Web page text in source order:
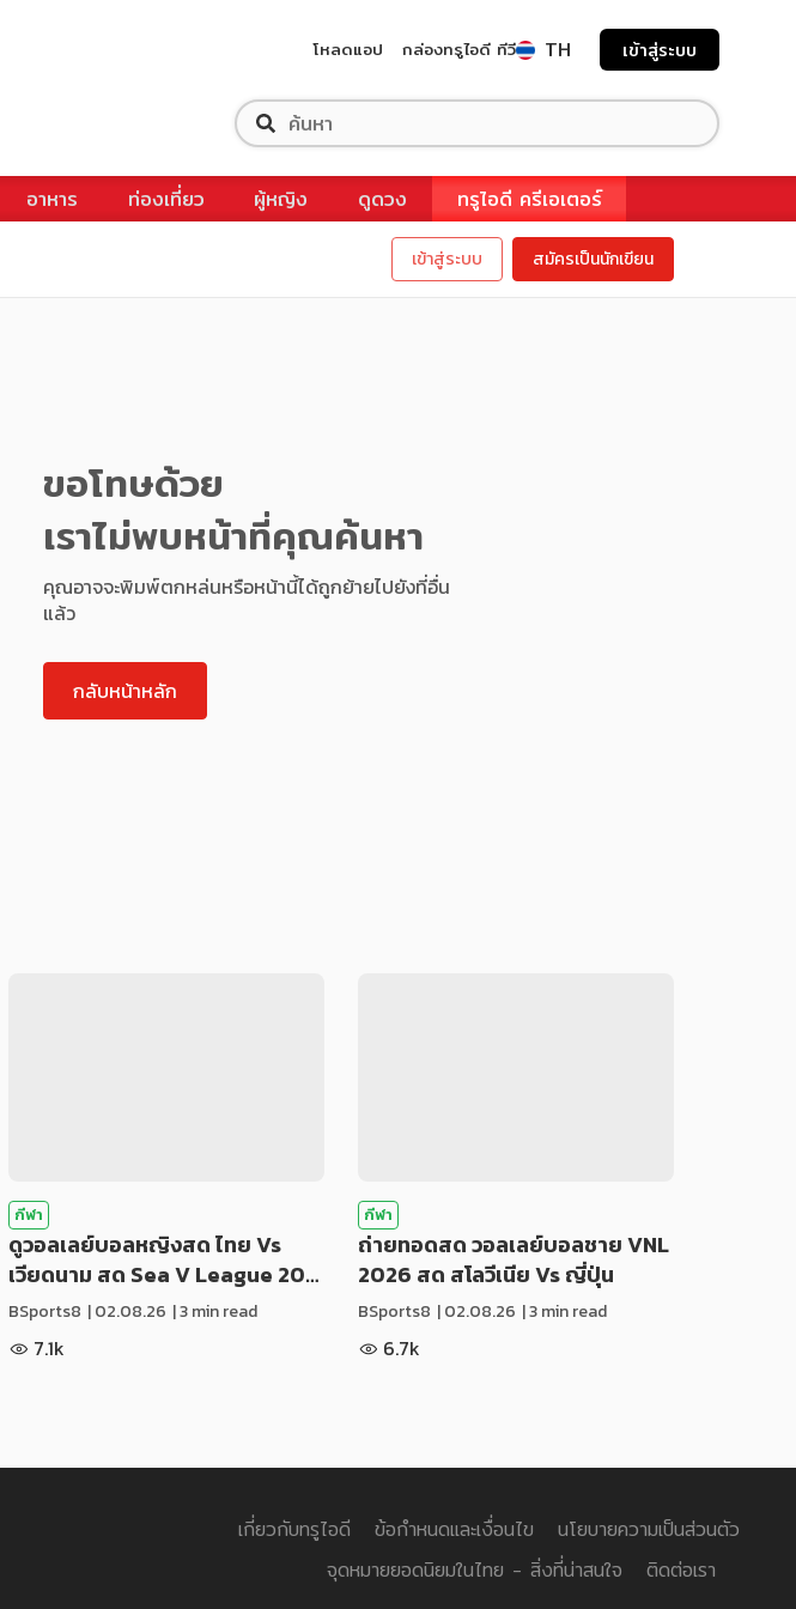
โหลดแอป กล่องทรูไอดี ทีวี TH เข้าสู่ระบบ
อาหาร ท่องเที่ยว ผู้หญิง ดูดวง ทรูไอดี ครีเอเตอร์
เข้าสู่ระบบ สมัครเป็นนักเขียน
ขอโทษด้วย
เราไม่พบหน้าที่คุณค้นหา
คุณอาจจะพิมพ์ตกหล่นหรือหน้านี้ได้ถูกย้ายไปยังที่อื่น
แล้ว
กลับหน้าหลัก
กีฬา
ดูวอลเลย์บอลหญิงสด ไทย Vs
เวียดนาม สด Sea V League 20…
BSports8 |02.08.26 | 3 min read
7.1k
กีฬา
ถ่ายทอดสด วอลเลย์บอลชาย VNL
2026 สด สโลวีเนีย Vs ญี่ปุ่น
BSports8 |02.08.26 | 3 min read
6.7k
เกี่ยวกับทรูไอดี ข้อกำหนดและเงื่อนไข
นโยบายความเป็นส่วนตัว
จุดหมายยอดนิยมในไทย - สิ่งที่น่าสนใจ
ติดต่อเรา